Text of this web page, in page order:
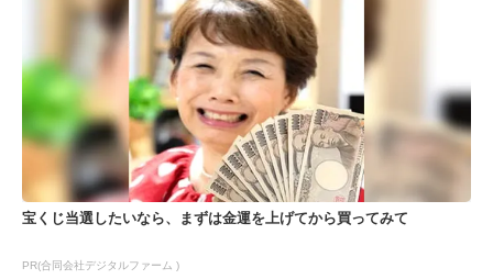
宝くじ当選したいなら、まずは金運を上げてから買ってみて
PR(合同会社デジタルファーム )